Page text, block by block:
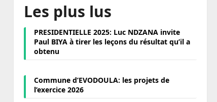
Les plus lus
PRESIDENTIELLE 2025: Luc NDZANA invite
Paul BIYA à tirer les leçons du résultat qu’il a
obtenu
Commune d’EVODOULA: les projets de
l’exercice 2026